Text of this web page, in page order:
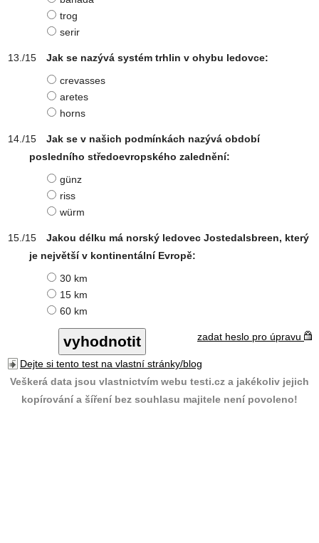
trog
serir
Jak se nazývá systém trhlin v ohybu ledovce:
crevasses
aretes
horns
Jak se v našich podmínkách nazývá období
posledního středoevropského zalednění:
günz
riss
würm
Jakou délku má norský ledovec Jostedalsbreen, který
je největší v kontinentální Evropě:
30 km
15 km
60 km
zadat heslo pro úpravu
Dejte si tento test na vlastní stránky/blog
Veškerá data jsou vlastnictvím webu testi.cz a jakékoliv jejich
kopírování a šíření bez souhlasu majitele není povoleno!